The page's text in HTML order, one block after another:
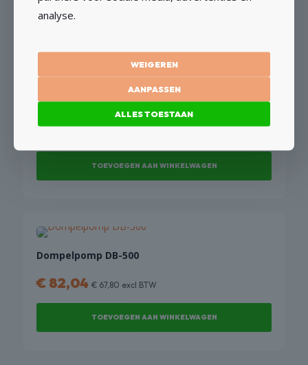
Spit D90 Sleuvenzaag
€1.015,43
TOEVOEGEN AAN WINKELWAGEN
Dompelpomp DB-500
€ 82,04 € 67,80 excl BTW
TOEVOEGEN AAN WINKELWAGEN
analyse.
WEIGEREN
AANPASSEN
ALLES TOESTAAN